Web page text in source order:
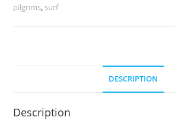
Highwave
pilgrims, surf
DESCRIPTION
Description